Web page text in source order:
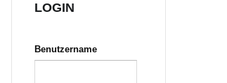
LOGIN
Benutzername